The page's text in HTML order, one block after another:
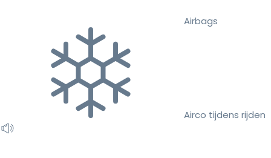
Airbags
Airco tijdens rijden